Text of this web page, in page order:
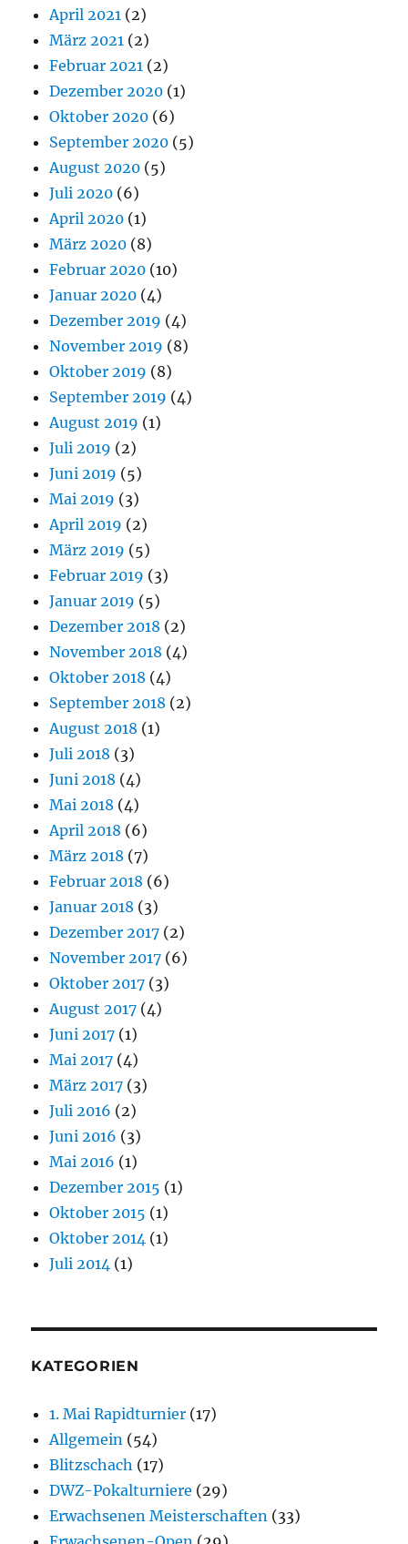
April 2021 (2)
März 2021 (2)
Februar 2021 (2)
Dezember 2020 (1)
Oktober 2020 (6)
September 2020 (5)
August 2020 (5)
Juli 2020 (6)
April 2020 (1)
März 2020 (8)
Februar 2020 (10)
Januar 2020 (4)
Dezember 2019 (4)
November 2019 (8)
Oktober 2019 (8)
September 2019 (4)
August 2019 (1)
Juli 2019 (2)
Juni 2019 (5)
Mai 2019 (3)
April 2019 (2)
März 2019 (5)
Februar 2019 (3)
Januar 2019 (5)
Dezember 2018 (2)
November 2018 (4)
Oktober 2018 (4)
September 2018 (2)
August 2018 (1)
Juli 2018 (3)
Juni 2018 (4)
Mai 2018 (4)
April 2018 (6)
März 2018 (7)
Februar 2018 (6)
Januar 2018 (3)
Dezember 2017 (2)
November 2017 (6)
Oktober 2017 (3)
August 2017 (4)
Juni 2017 (1)
Mai 2017 (4)
März 2017 (3)
Juli 2016 (2)
Juni 2016 (3)
Mai 2016 (1)
Dezember 2015 (1)
Oktober 2015 (1)
Oktober 2014 (1)
Juli 2014 (1)
KATEGORIEN
1. Mai Rapidturnier (17)
Allgemein (54)
Blitzschach (17)
DWZ-Pokalturniere (29)
Erwachsenen Meisterschaften (33)